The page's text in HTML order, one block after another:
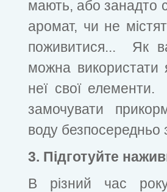
мають, або занадто
аромат, чи не
поживитися... Як
можна використати
неї свої елементи.
замочувати
воду безпосередньо
3. Підготуйте
В різний час